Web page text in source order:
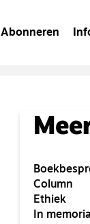
Abonneren
Column
Ethiek
In